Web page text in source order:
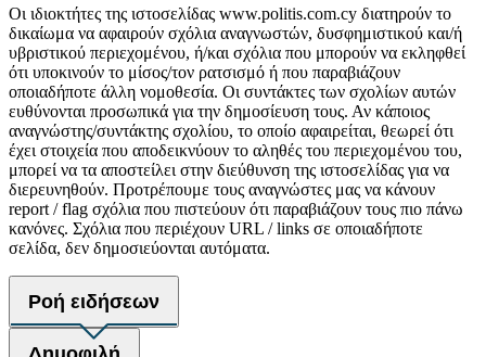
Οι ιδιοκτήτες της ιστοσελίδας www.politis.com.cy διατηρούν το
δικαίωμα να αφαιρούν σχόλια αναγνωστών, δυσφημιστικού και/ή
υβριστικού περιεχομένου, ή/και σχόλια που μπορούν να εκληφθεί
ότι υποκινούν το μίσος/τον ρατσισμό ή που παραβιάζουν
οποιαδήποτε άλλη νομοθεσία. Οι συντάκτες των σχολίων αυτών
ευθύνονται προσωπικά για την δημοσίευση τους. Αν κάποιος
αναγνώστης/συντάκτης σχολίου, το οποίο αφαιρείται, θεωρεί ότι
έχει στοιχεία που αποδεικνύουν το αληθές του περιεχομένου του,
μπορεί να τα αποστείλει στην διεύθυνση της ιστοσελίδας για να
διερευνηθούν. Προτρέπουμε τους αναγνώστες μας να κάνουν
report / flag σχόλια που πιστεύουν ότι παραβιάζουν τους πιο πάνω
κανόνες. Σχόλια που περιέχουν URL / links σε οποιαδήποτε
σελίδα, δεν δημοσιεύονται αυτόματα.
Ροή ειδήσεων